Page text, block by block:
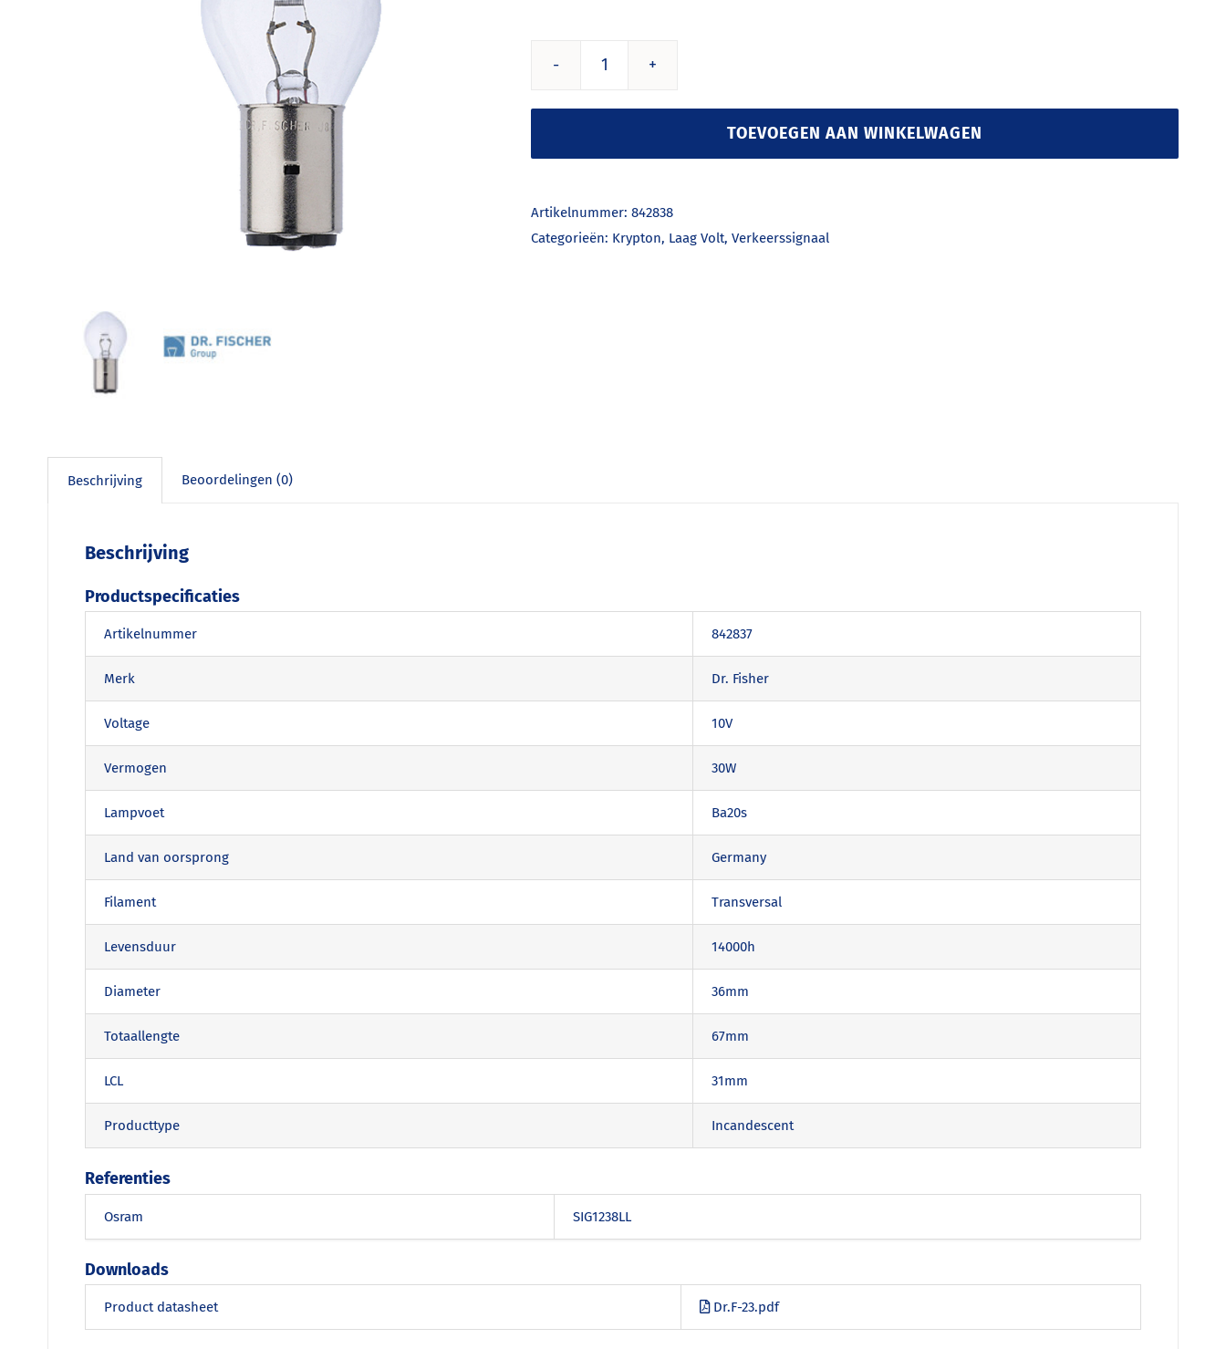
aantal
TOEVOEGEN AAN WINKELWAGEN
Artikelnummer: 842838
Categorieën: Krypton, Laag Volt, Verkeerssignaal
Beschrijving Beoordelingen (0)
Beschrijving
Productspecificaties
Artikelnummer 842837
Merk Dr. Fisher
Voltage 10V
Vermogen 30W
Lampvoet Ba20s
Land van oorsprong Germany
Filament Transversal
Levensduur 14000h
Diameter 36mm
Totaallengte 67mm
LCL 31mm
Producttype Incandescent
Referenties
Osram SIG1238LL
Downloads
Product datasheet Dr.F-23.pdf